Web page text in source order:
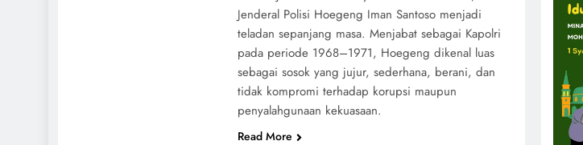
Jenderal Polisi Hoegeng Iman Santoso menjadi
teladan sepanjang masa. Menjabat sebagai Kapolri
pada periode 1968–1971, Hoegeng dikenal luas
sebagai sosok yang jujur, sederhana, berani, dan
tidak kompromi terhadap korupsi maupun
penyalahgunaan kekuasaan.
Read More